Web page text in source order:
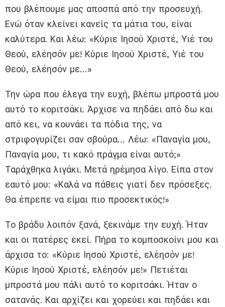
που βλέπουμε μας αποσπά από την προσευχή.
Ενώ όταν κλείνει κανείς τα μάτια του, είναι
καλύτερα. Και λέω: «Κύριε Ιησού Χριστέ, Υιέ του
Θεού, ελέησόν με! Κύριε Ιησού Χριστέ, Υιέ του
Θεού, ελέησόν με…»
Την ώρα που έλεγα την ευχή, βλέπω μπροστά μου
αυτό το κοριτσάκι. Άρχισε να πηδάει από δω και
από κει, να κουνάει τα πόδια της, να
στριφογυρίζει σαν σβούρα… Λέω: «Παναγία μου,
Παναγία μου, τι κακό πράγμα είναι αυτό;»
Ταράχθηκα λιγάκι. Μετά ηρέμησα λίγο. Είπα στον
εαυτό μου: «Καλά να πάθεις γιατί δεν πρόσεξες.
Θα έπρεπε να είμαι πιο προσεκτικός!»
Το βράδυ λοιπόν ξανά, ξεκινάμε την ευχή. Ήταν
και οι πατέρες εκεί. Πήρα το κομποσκοίνι μου και
άρχισα το: «Κύριε Ιησού Χριστέ, ελέησόν με!
Κύριε Ιησού Χριστέ, ελέησόν με!» Πετιέται
μπροστά μου πάλι αυτό το κοριτσάκι. Ήταν ο
σατανάς. Και αρχίζει και χορεύει και πηδάει και